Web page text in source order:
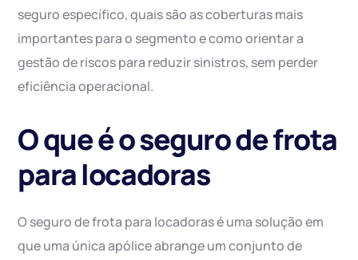
seguro específico, quais são as coberturas mais
importantes para o segmento e como orientar a
gestão de riscos para reduzir sinistros, sem perder
eficiência operacional.
O que é o seguro de frota
para locadoras
O seguro de frota para locadoras é uma solução em
que uma única apólice abrange um conjunto de